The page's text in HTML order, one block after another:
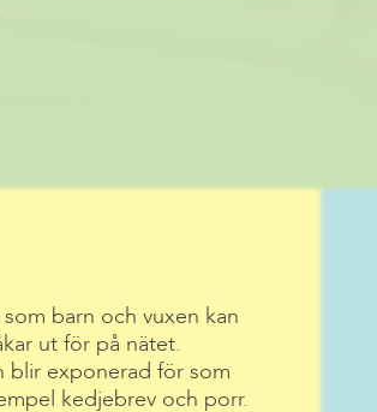
barn och vuxen kan
ut för på nätet.
blir exponerad för som
kedjebrev och porr.